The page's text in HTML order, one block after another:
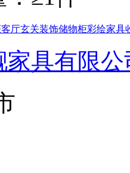
厅玄关装饰储物柜彩绘家具
家具有限公